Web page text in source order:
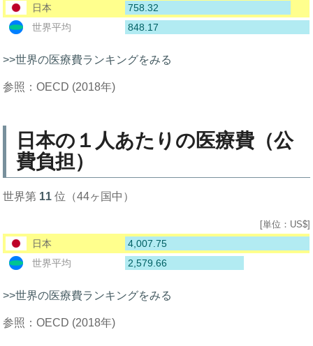
日本
758.32
世界平均
848.17
>>世界の医療費ランキングをみる
参照：OECD (2018年)
日本の１人あたりの医療費（公
費負担）
世界第 11 位（44ヶ国中）
[単位：US$]
日本
4,007.75
世界平均
2,579.66
>>世界の医療費ランキングをみる
参照：OECD (2018年)